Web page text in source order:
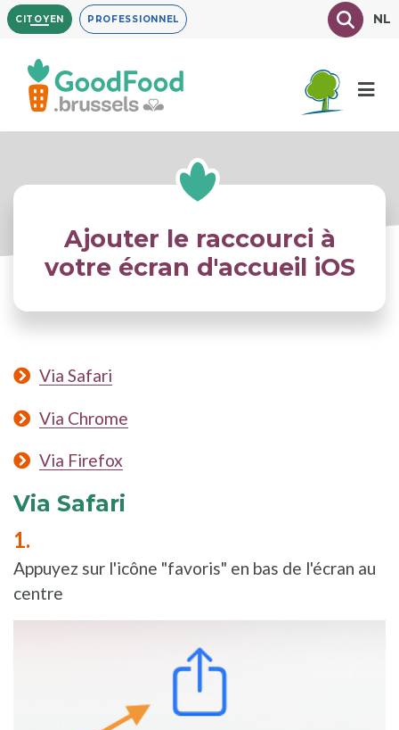
Aller
au
contenu
principal
CITOYEN PROFESSIONNEL TexteNL
Ajouter le raccourci à
votre écran d'accueil iOS
Via Safari
Via Chrome
Via Firefox
Via Safari
Appuyez sur l'icône "favoris" en bas de l'écran au
centre